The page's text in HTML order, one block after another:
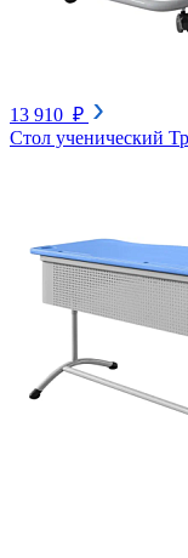
13 910 ₽
Стол ученический